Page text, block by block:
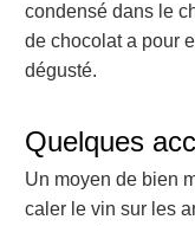
condensé dans le
de chocolat a pour
dégusté.
Quelques
Un moyen de bien
caler le vin sur les